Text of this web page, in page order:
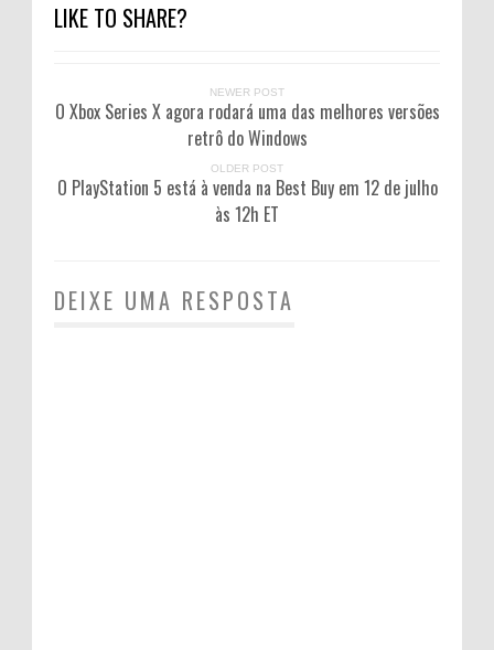
LIKE TO SHARE?
NEWER POST
O Xbox Series X agora rodará uma das melhores versões
retrô do Windows
OLDER POST
O PlayStation 5 está à venda na Best Buy em 12 de julho
às 12h ET
DEIXE UMA RESPOSTA